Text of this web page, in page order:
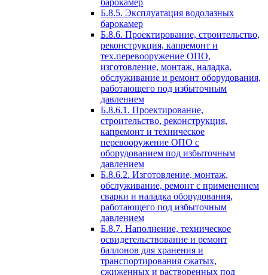
барокамер
Б.8.5. Эксплуатация водолазных
барокамер
Б.8.6. Проектирование, строительство,
реконструкция, капремонт и
тех.перевооружение ОПО,
изготовление, монтаж, наладка,
обслуживание и ремонт оборудования,
работающего под избыточным
давлением
Б.8.6.1. Проектирование,
строительство, реконструкция,
капремонт и техническое
перевооружение ОПО с
оборудованием под избыточным
давлением
Б.8.6.2. Изготовление, монтаж,
обслуживание, ремонт с применением
сварки и наладка оборудования,
работающего под избыточным
давлением
Б.8.7. Наполнение, техническое
освидетельствование и ремонт
баллонов для хранения и
транспортирования сжатых,
сжиженных и растворенных под